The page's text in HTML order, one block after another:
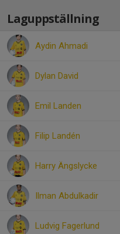
Laguppställning
Aydin Ahmadi
Dylan David
Emil Landen
Filip Landén
Harry Ängslycke
Ilman Abdulkadir
Ludvig Fagerlund